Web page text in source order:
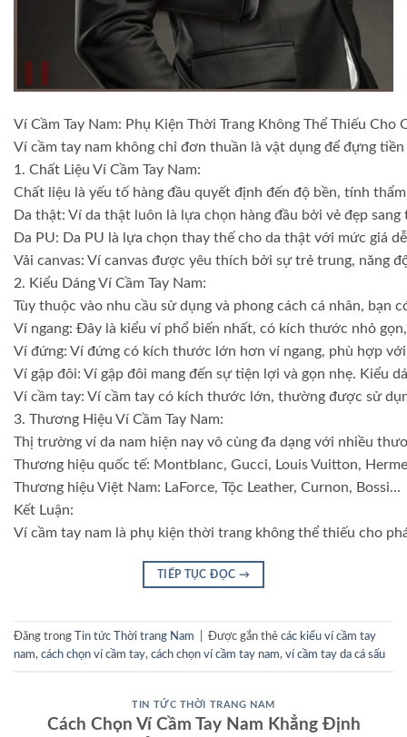
Ví Cầm Tay Nam: Phụ Kiện Thời Trang Không Thể Thiếu Cho
Ví cầm tay nam không chỉ đơn thuần là vật dụng để đựng
1. Chất Liệu Ví Cầm Tay Nam:
Chất liệu là yếu tố hàng đầu quyết định đến độ bền, tính
Da thật: Ví da thật luôn là lựa chọn hàng đầu bởi vẻ đẹp
Da PU: Da PU là lựa chọn thay thế cho da thật với mức giá
Vải canvas: Ví canvas được yêu thích bởi sự trẻ trung, năng
2. Kiểu Dáng Ví Cầm Tay Nam:
Tùy thuộc vào nhu cầu sử dụng và phong cách cá nhân, bạn
Ví ngang: Đây là kiểu ví phổ biến nhất, có kích thước nhỏ
Ví đứng: Ví đứng có kích thước lớn hơn ví ngang, phù hợp
Ví gập đôi: Ví gập đôi mang đến sự tiện lợi và gọn nhẹ. Kiểu
Ví cầm tay: Ví cầm tay có kích thước lớn, thường được sử
3. Thương Hiệu Ví Cầm Tay Nam:
Thị trường ví da nam hiện nay vô cùng đa dạng với nhiều
Thương hiệu quốc tế: Montblanc, Gucci, Louis Vuitton,
Thương hiệu Việt Nam: LaForce, Tộc Leather, Curnon, Bossi…
Kết Luận:
Ví cầm tay nam là phụ kiện thời trang không thể thiếu cho
TIẾP TỤC ĐỌC →
Đăng trong Tin tức Thời trang Nam Được gắn thẻ các kiểu ví cầm tay
nam, cách chọn ví cầm tay, cách chọn ví cầm tay nam, ví cầm tay da cá sấu
TIN TỨC THỜI TRANG NAM
Cách Chọn Ví Cầm Tay Nam Khẳng Định